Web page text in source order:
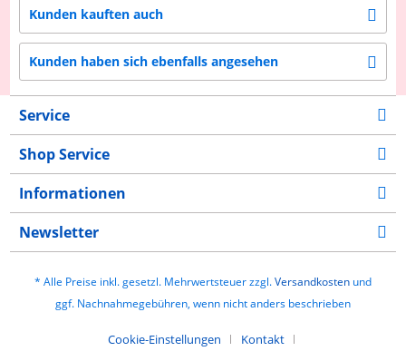
Kunden kauften auch
Kunden haben sich ebenfalls angesehen
Service
Shop Service
Informationen
Newsletter
* Alle Preise inkl. gesetzl. Mehrwertsteuer zzgl.Versandkosten und
ggf. Nachnahmegebühren, wenn nicht anders beschrieben
Cookie-Einstellungen Kontakt